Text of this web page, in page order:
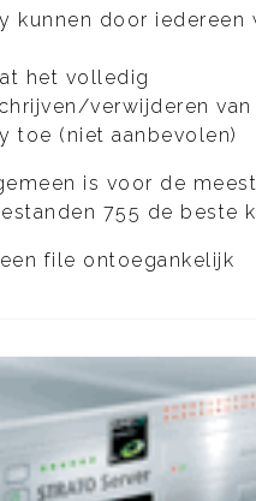
kunnen door iedereen
het volledig
verwijderen van
toe (niet aanbevolen)
is voor de
755 de beste
file ontoegankelijk